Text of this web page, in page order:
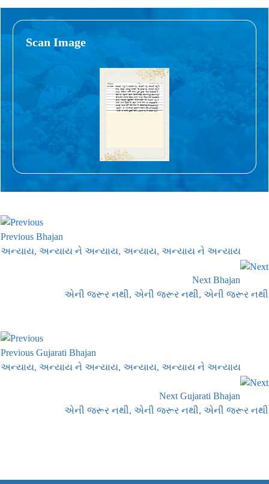
Scan Image
Previous Bhajan
અન્યાય, અન્યાય ને અન્યાય, અન્યાય, અન્યાય ને અન્યાય
Next Bhajan
એની જરૂર નથી, એની જરૂર નથી, એની જરૂર નથી
Previous Gujarati Bhajan
અન્યાય, અન્યાય ને અન્યાય, અન્યાય, અન્યાય ને અન્યાય
Next Gujarati Bhajan
એની જરૂર નથી, એની જરૂર નથી, એની જરૂર નથી